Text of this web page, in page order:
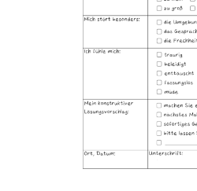
Kaffee ausgeben
Patreon
Schreib uns